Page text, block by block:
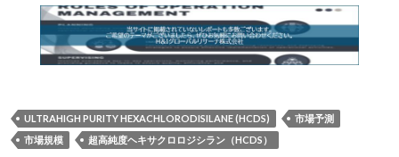
ULTRAHIGH PURITY HEXACHLORODISILANE (HCDS)
市場予測
市場規模
超高純度ヘキサクロロジシラン（HCDS）